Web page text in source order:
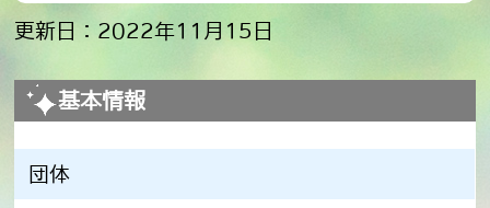
更新日：2022年11月15日
基本情報
団体